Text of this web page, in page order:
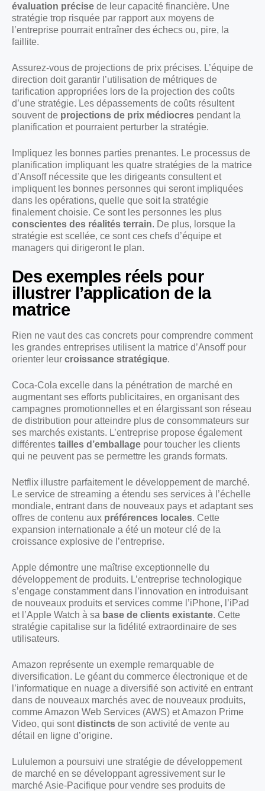
évaluation précise de leur capacité financière. Une
stratégie trop risquée par rapport aux moyens de
l’entreprise pourrait entraîner des échecs ou, pire, la
faillite.
Assurez-vous de projections de prix précises. L’équipe de
direction doit garantir l’utilisation de métriques de
tarification appropriées lors de la projection des coûts
d’une stratégie. Les dépassements de coûts résultent
souvent de projections de prix médiocres pendant la
planification et pourraient perturber la stratégie.
Impliquez les bonnes parties prenantes. Le processus de
planification impliquant les quatre stratégies de la matrice
d’Ansoff nécessite que les dirigeants consultent et
impliquent les bonnes personnes qui seront impliquées
dans les opérations, quelle que soit la stratégie
finalement choisie. Ce sont les personnes les plus
conscientes des réalités terrain. De plus, lorsque la
stratégie est scellée, ce sont ces chefs d’équipe et
managers qui dirigeront le plan.
Des exemples réels pour
illustrer l’application de la
matrice
Rien ne vaut des cas concrets pour comprendre comment
les grandes entreprises utilisent la matrice d’Ansoff pour
orienter leur croissance stratégique.
Coca-Cola excelle dans la pénétration de marché en
augmentant ses efforts publicitaires, en organisant des
campagnes promotionnelles et en élargissant son réseau
de distribution pour atteindre plus de consommateurs sur
ses marchés existants. L’entreprise propose également
différentes tailles d’emballage pour toucher les clients
qui ne peuvent pas se permettre les grands formats.
Netflix illustre parfaitement le développement de marché.
Le service de streaming a étendu ses services à l’échelle
mondiale, entrant dans de nouveaux pays et adaptant ses
offres de contenu aux préférences locales. Cette
expansion internationale a été un moteur clé de la
croissance explosive de l’entreprise.
Apple démontre une maîtrise exceptionnelle du
développement de produits. L’entreprise technologique
s’engage constamment dans l’innovation en introduisant
de nouveaux produits et services comme l’iPhone, l’iPad
et l’Apple Watch à sa base de clients existante. Cette
stratégie capitalise sur la fidélité extraordinaire de ses
utilisateurs.
Amazon représente un exemple remarquable de
diversification. Le géant du commerce électronique et de
l’informatique en nuage a diversifié son activité en entrant
dans de nouveaux marchés avec de nouveaux produits,
comme Amazon Web Services (AWS) et Amazon Prime
Video, qui sontdistincts de son activité de vente au
détail en ligne d’origine.
Lululemon a poursuivi une stratégie de développement
de marché en se développant agressivement sur le
marché Asie-Pacifique pour vendre ses produits de